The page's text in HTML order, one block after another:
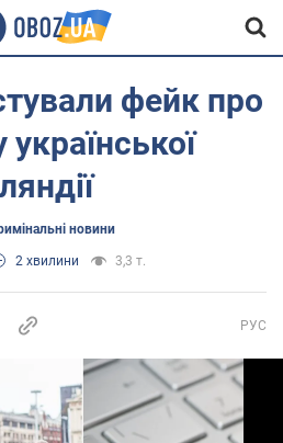
фейк про
новини
2 хвилини 3,3 т.
РУС